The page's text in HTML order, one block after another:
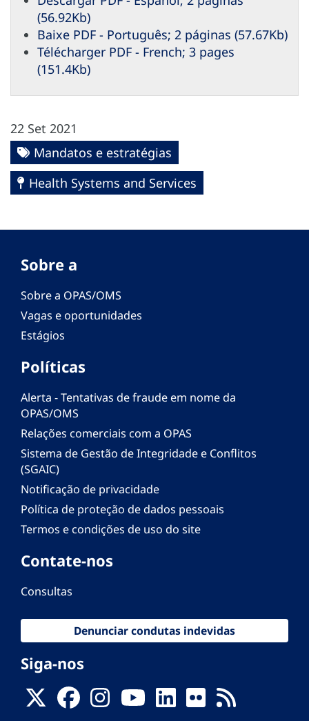
(56.92Kb)
Baixe PDF - Português; 2 páginas (57.67Kb)
Télécharger PDF - French; 3 pages
(151.4Kb)
22 Set 2021
Mandatos e estratégias
Health Systems and Services
Sobre a
Sobre a OPAS/OMS
Vagas e oportunidades
Estágios
Políticas
Alerta - Tentativas de fraude em nome da
OPAS/OMS
Relações comerciais com a OPAS
Sistema de Gestão de Integridade e Conflitos
(SGAIC)
Notificação de privacidade
Política de proteção de dados pessoais
Termos e condições de uso do site
Contate-nos
Consultas
Denunciar condutas indevidas
Siga-nos